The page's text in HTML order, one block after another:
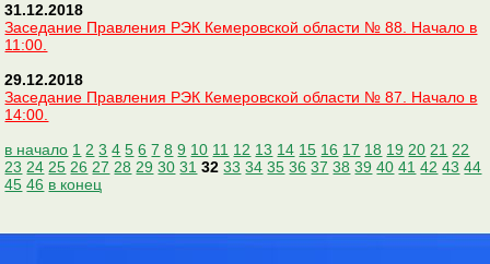
31.12.2018
Заседание Правления РЭК Кемеровской области № 88. Начало в
11:00.
29.12.2018
Заседание Правления РЭК Кемеровской области № 87. Начало в
14:00.
в начало 1 2 3 4 5 6 7 8 9 10 11 12 13 14 15 16 17 18 19 20 21 22
23 24 25 26 27 28 29 30 31 32 33 34 35 36 37 38 39 40 41 42 43 44
45 46 в конец